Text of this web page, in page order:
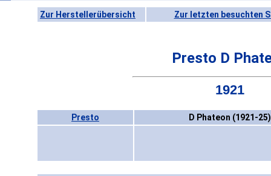
Zur Herstellerübersicht Zur letzten besuchten
Presto D
1921
Presto D Phateon (1921-25)